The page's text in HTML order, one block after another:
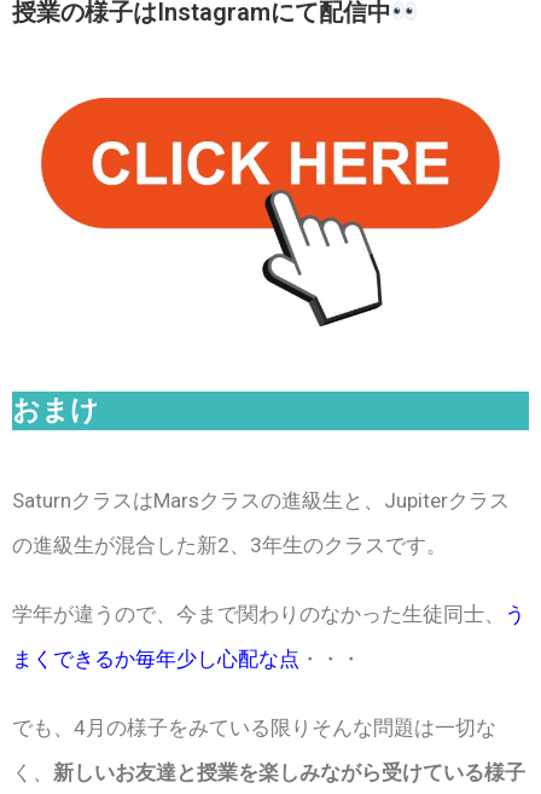
授業の様子はInstagramにて配信中
おまけ
SaturnクラスはMarsクラスの進級生と、Jupiterクラス
の進級生が混合した新2、3年生のクラスです。
学年が違うので、今まで関わりのなかった生徒同士、
う
まくできるか毎年少し心配な点 ・・・
でも、4月の様子をみている限りそんな問題は一切な
く、 新しいお友達と授業を楽しみながら受けている様子